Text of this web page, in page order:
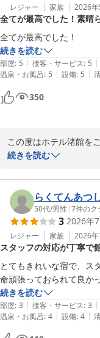
スタッフ一同、再びお
ります。
ホテル渚館
女将　松田
熱海温泉 熱海 ホテ
2026-06-29
レジャー 家族 2026年
全てが最高でした！素晴
続きを読む
部屋: 5 | 接客・サービス: 5 |
温泉・お風呂: 5 | 設備: 5 |
350
この度はホテル渚館を
きまして誠にありがと
「全てが最高でした！
一同感激しております。
お客様に素晴らしい体
います。いただいたお
ける宿を目指してまい
また熱海へお越しの際
スタッフ一同、心より
ホテル渚館
続きを読む
らくてんあつ
50代/男性 |7件のク
3 2026年
レジャー 家族 2026年
スタッフの対応が丁寧で
とてもきれいな宿で、ス
命頑張っておられて良か
続きを読む
部屋: 3 | 接客・サービス: 3 |
温泉・お風呂: 4 | 設備: 4 |